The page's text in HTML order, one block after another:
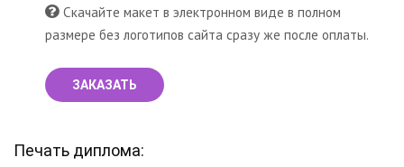
Скачайте макет в электронном виде в полном
размере без логотипов сайта сразу же после оплаты.
ЗАКАЗАТЬ
Печать диплома: